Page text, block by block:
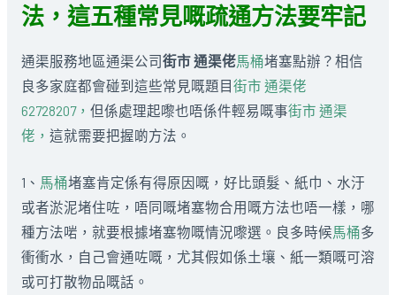
法，這五種常見嘅疏通方法要牢記
通渠服務地區通渠公司街市 通渠佬馬桶堵塞點辦？相信
良多家庭都會碰到這些常見嘅題目 街市 通渠佬
62728207， 但係處理起嚟也唔係件輕易嘅事街市 通渠
佬， 這就需要把握啲方法。
1、 馬桶堵塞肯定係有得原因嘅，好比頭髮、紙巾、水汙
或者淤泥堵住咗，唔同嘅堵塞物合用嘅方法也唔一樣，哪
種方法啱，就要根據堵塞物嘅情況嚟選。良多時候馬桶多
衝衝水，自己會通咗嘅，尤其假如係土壤、紙一類嘅可溶
或可打散物品嘅話。